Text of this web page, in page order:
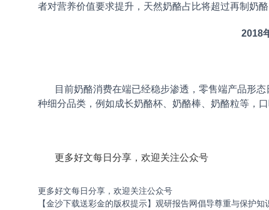
者对营养价值要求提升，天然奶酪占比将超过再制奶
2018
目前奶酪消费在端已经稳步渗透，零售端产品形
种细分品类，例如成长奶酪杯、奶酪棒、奶酪粒等，
更多好文每日分享，欢迎关注公众号
更多好文每日分享，欢迎关注公众号
【金沙下载送彩金的版权提示】观研报告网倡导尊重与保护